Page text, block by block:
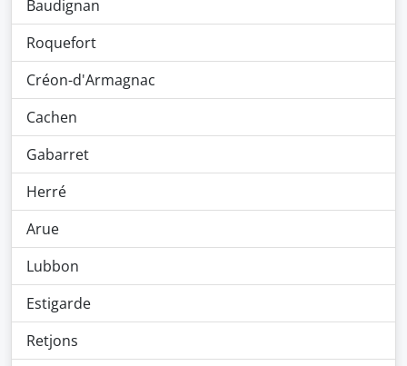
Baudignan
Roquefort
Créon-d'Armagnac
Cachen
Gabarret
Herré
Arue
Lubbon
Estigarde
Retjons